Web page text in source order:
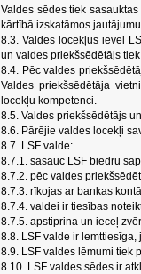
Valdes sēdes tiek
kārtībā izskatāmos
8.3. Valdes locekļus ievēl
un valdes priekšsēdētājs
8.4. Pēc valdes
Valdes priekšsēdētāja
locekļu kompetenci.
8.5. Valdes priekšsēdētājs
8.6. Pārējie valdes locekļi
8.7. LSF valde:
8.7.1. sasauc LSF biedru
8.7.2. pēc valdes
8.7.3. rīkojas ar bankas
8.7.4. valdei ir tiesības
8.7.5. apstiprina un ieceļ
8.8. LSF valde ir
8.9. LSF valdes lēmumi tiek
8.10. LSF valdes sēdes ir